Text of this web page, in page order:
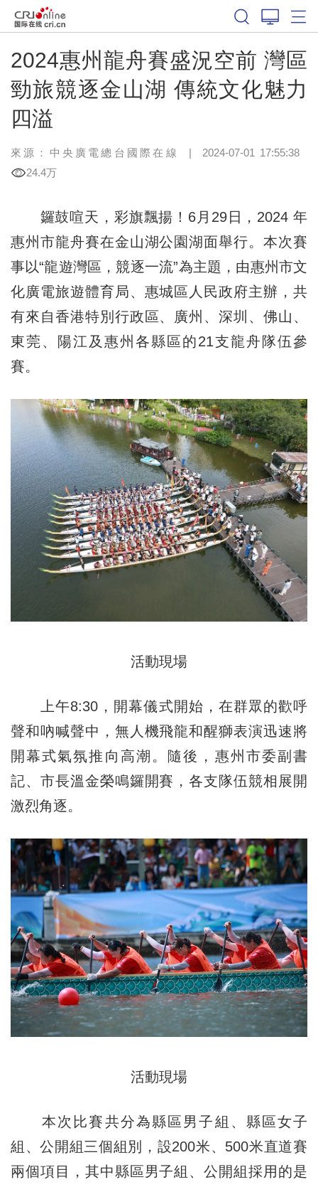
2024惠州龍舟賽盛況空前 灣區
勁旅競逐金山湖 傳統文化魅力
四溢
來源：中央廣電總台國際在線 | 2024-07-01 17:55:38
24.4万
鑼鼓喧天，彩旗飄揚！6月29日，2024 年
惠州市龍舟賽在金山湖公園湖面舉行。本次賽
事以“龍遊灣區，競逐一流”為主題，由惠州市文
化廣電旅遊體育局、惠城區人民政府主辦，共
有來自香港特別行政區、廣州、深圳、佛山、
東莞、陽江及惠州各縣區的21支龍舟隊伍參
賽。
活動現場
上午8:30，開幕儀式開始，在群眾的歡呼
聲和吶喊聲中，無人機飛龍和醒獅表演迅速將
開幕式氣氛推向高潮。隨後，惠州市委副書
記、市長溫金榮鳴鑼開賽，各支隊伍競相展開
激烈角逐。
活動現場
本次比賽共分為縣區男子組、縣區女子
組、公開組三個組別，設200米、500米直道賽
兩個項目，其中縣區男子組、公開組採用的是